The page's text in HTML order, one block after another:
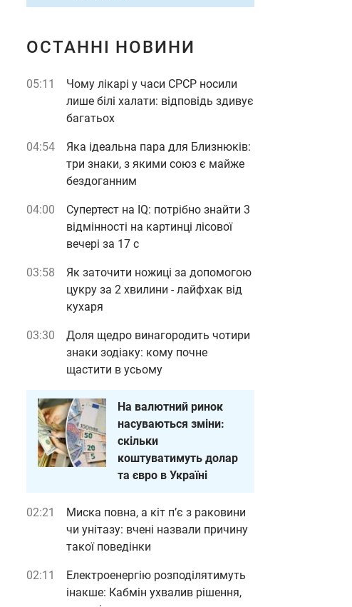
ОСТАННІ НОВИНИ
05:11
Чому лікарі у часи СРСР носили
лише білі халати: відповідь здивує
багатьох
04:54
Яка ідеальна пара для Близнюків:
три знаки, з якими союз є майже
бездоганним
04:00
Супертест на IQ: потрібно знайти 3
відмінності на картинці лісової
вечері за 17 с
03:58
Як заточити ножиці за допомогою
цукру за 2 хвилини - лайфхак від
кухаря
03:30
Доля щедро винагородить чотири
знаки зодіаку: кому почне
щастити в усьому
На валютний ринок
насуваються зміни:
скільки
коштуватимуть долар
та євро в Україні
02:21
Миска повна, а кіт п’є з раковини
чи унітазу: вчені назвали причину
такої поведінки
02:11
Електроенергію розподілятимуть
інакше: Кабмін ухвалив рішення,